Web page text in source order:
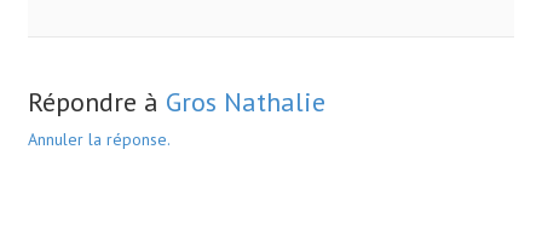
Répondre à Gros Nathalie
Annuler la réponse.